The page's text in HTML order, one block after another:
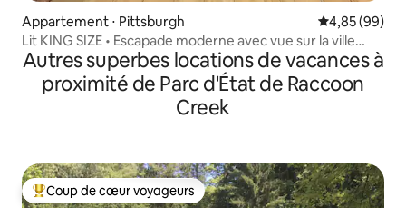
Appartement ⋅ Pittsburgh Évaluation
4,85 (99)
Lit KING SIZE • Escapade moderne avec vue sur la ville
• Stationnement gratuit
Autres superbes locations de vacances à
proximité de Parc d'État de Raccoon
Creek
Coups de cœur voyageurs les plus appréciés
Coup de cœur voyageurs